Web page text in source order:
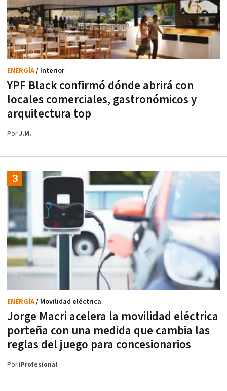
YPF Black confirmó dónde abrirá con
locales comerciales, gastronómicos y
arquitectura top
ENERGÍA/ Interior
PorJ.M.
Jorge Macri acelera la movilidad eléctrica
porteña con una medida que cambia las
reglas del juego para concesionarios
ENERGÍA/ Movilidad eléctrica
PoriProfesional